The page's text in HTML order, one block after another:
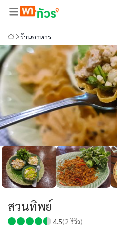
ร้านอาหาร
สวนทิพย์
4.5(2 รีวิว)